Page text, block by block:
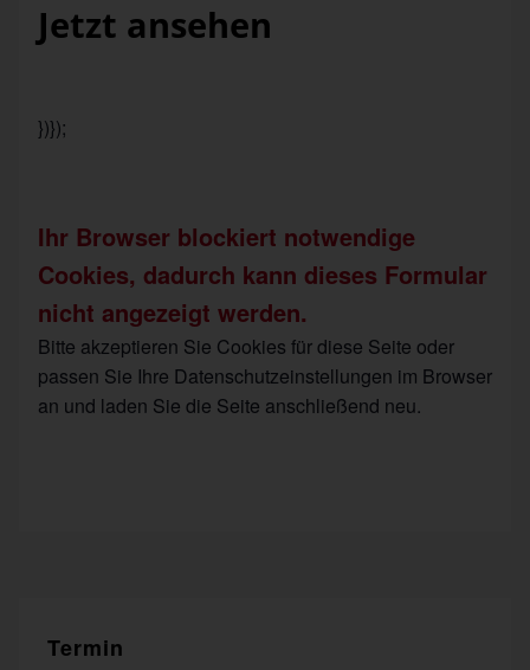
Jetzt ansehen
})});
Ihr Browser blockiert notwendige
Cookies, dadurch kann dieses Formular
nicht angezeigt werden.
Bitte akzeptieren Sie Cookies für diese Seite oder
passen Sie Ihre Datenschutzeinstellungen im Browser
an und laden Sie die Seite anschließend neu.
Termin